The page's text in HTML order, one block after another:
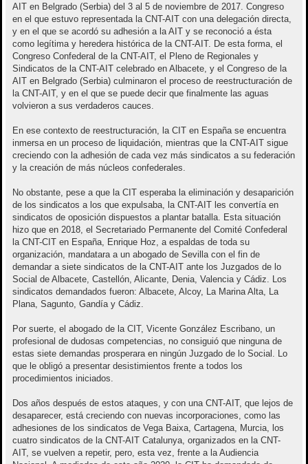
AIT en Belgrado (Serbia) del 3 al 5 de noviembre de 2017. Congreso
en el que estuvo representada la CNT-AIT con una delegación directa,
y en el que se acordó su adhesión a la AIT y se reconoció a ésta
como legítima y heredera histórica de la CNT-AIT. De esta forma, el
Congreso Confederal de la CNT-AIT, el Pleno de Regionales y
Sindicatos de la CNT-AIT celebrado en Albacete, y el Congreso de la
AIT en Belgrado (Serbia) culminaron el proceso de reestructuración de
la CNT-AIT, y en el que se puede decir que finalmente las aguas
volvieron a sus verdaderos cauces.
En ese contexto de reestructuración, la CIT en España se encuentra
inmersa en un proceso de liquidación, mientras que la CNT-AIT sigue
creciendo con la adhesión de cada vez más sindicatos a su federación
y la creación de más núcleos confederales.
No obstante, pese a que la CIT esperaba la eliminación y desaparición
de los sindicatos a los que expulsaba, la CNT-AIT les convertía en
sindicatos de oposición dispuestos a plantar batalla. Esta situación
hizo que en 2018, el Secretariado Permanente del Comité Confederal
la CNT-CIT en España, Enrique Hoz, a espaldas de toda su
organización, mandatara a un abogado de Sevilla con el fin de
demandar a siete sindicatos de la CNT-AIT ante los Juzgados de lo
Social de Albacete, Castellón, Alicante, Denia, Valencia y Cádiz. Los
sindicatos demandados fueron: Albacete, Alcoy, La Marina Alta, La
Plana, Sagunto, Gandía y Cádiz.
Por suerte, el abogado de la CIT, Vicente González Escribano, un
profesional de dudosas competencias, no consiguió que ninguna de
estas siete demandas prosperara en ningún Juzgado de lo Social. Lo
que le obligó a presentar desistimientos frente a todos los
procedimientos iniciados.
Dos años después de estos ataques, y con una CNT-AIT, que lejos de
desaparecer, está creciendo con nuevas incorporaciones, como las
adhesiones de los sindicatos de Vega Baixa, Cartagena, Murcia, los
cuatro sindicatos de la CNT-AIT Catalunya, organizados en la CNT-
AIT, se vuelven a repetir, pero, esta vez, frente a la Audiencia